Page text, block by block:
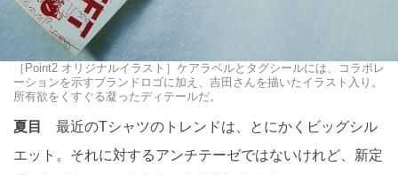
［Point2 オリジナルイラスト］ケアラベルとタグシールには、コラボレ
ーションを示すブランドロゴに加え、吉田さんを描いたイラスト入り。
所有欲をくすぐる凝ったディテールだ。
夏目
最近のTシャツのトレンドは、とにかくビッグシル
エット。それに対するアンチテーゼではないけれど、新定